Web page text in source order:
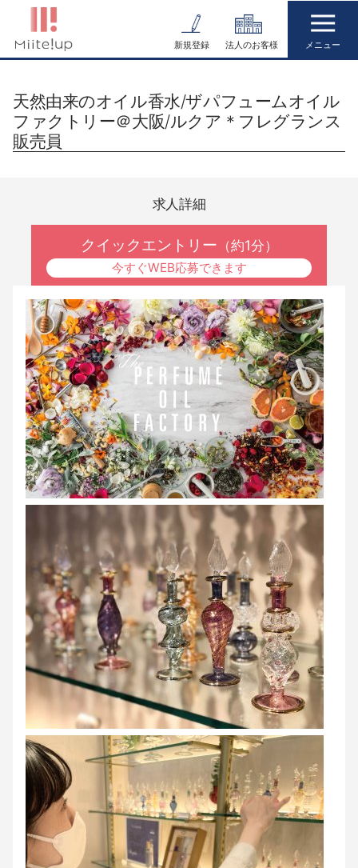
テ
新規登録 法人のお客様
天然由来のオイル香水/ザパフュームオイル
ファクトリー＠大阪/ルクア＊フレグランス
販売員
求人詳細
クイックエントリー （約1分）
今すぐWEB応募できます